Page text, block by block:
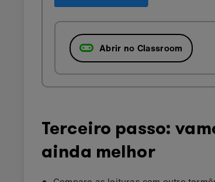
Abrir no Classroom
Terceiro passo:
ainda melhor